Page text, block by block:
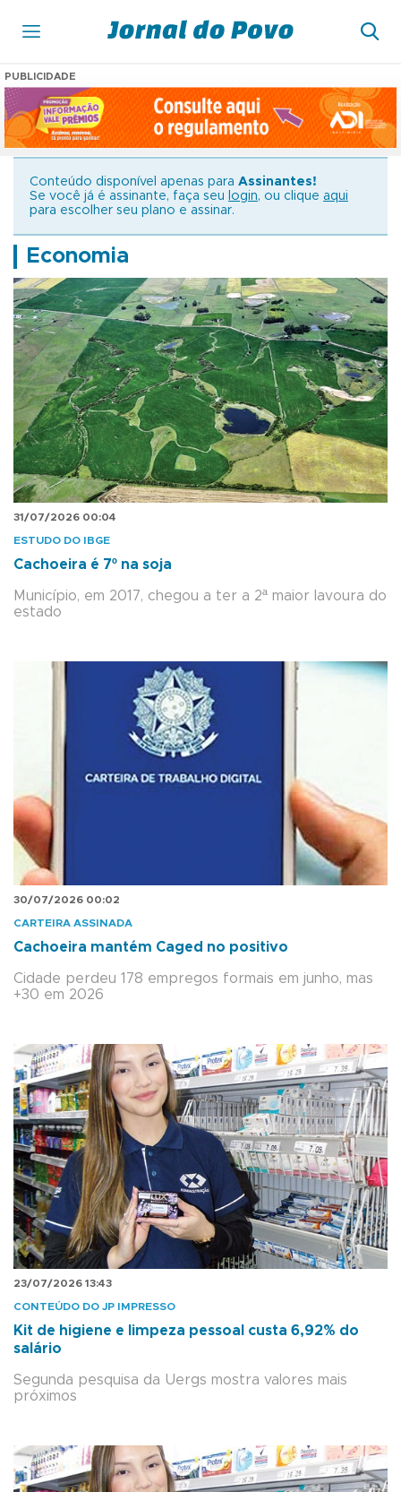
PUBLICIDADE
Conteúdo disponível apenas para Assinantes!
Se você já é assinante, faça seu
login, ou clique aqui
para escolher seu plano e assinar.
Economia
31/07/2026 00:04
ESTUDO DO IBGE
Cachoeira é 7º na soja
Município, em 2017, chegou a ter a 2ª maior lavoura do
estado
30/07/2026 00:02
CARTEIRA ASSINADA
Cachoeira mantém Caged no positivo
Cidade perdeu 178 empregos formais em junho, mas
+30 em 2026
23/07/2026 13:43
CONTEÚDO DO JP IMPRESSO
Kit de higiene e limpeza pessoal custa 6,92% do
salário
Segunda pesquisa da Uergs mostra valores mais
próximos